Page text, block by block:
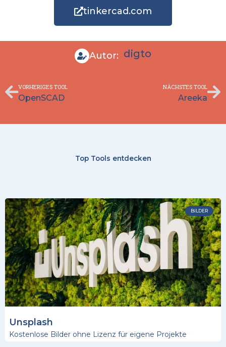
tinkercad.com
Autor: digto
VORHERIGES TOOL
OpenSCAD
NÄCHSTES TOOL
Areeka
Top Tools entdecken
BILDER
Unsplash
Kostenlose Bilder ohne Lizenz für eigene Projekte